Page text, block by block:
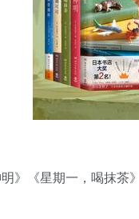
》《星期一，喝抹茶